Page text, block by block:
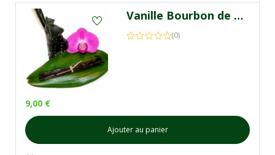
Vanille Bourbon de Madagascar 20g
(0)
9,00 €
Ajouter au panier